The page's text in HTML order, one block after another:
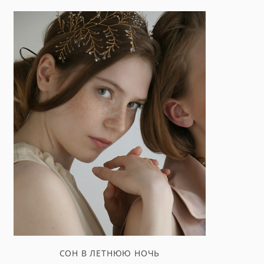
СОН В ЛЕТНЮЮ НОЧЬ